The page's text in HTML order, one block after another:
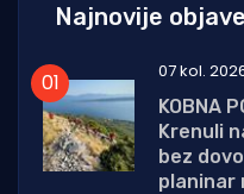
Najnovije objave
07 kol.
KOBNA
Krenuli
bez
planinar